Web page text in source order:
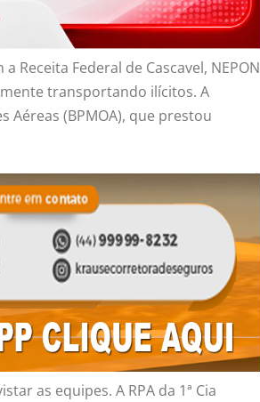
Receita Federal de Cascavel, NEPON
transportando ilícitos. A
Aéreas (BPMOA), que prestou
as equipes. A RPA da 1ª Cia